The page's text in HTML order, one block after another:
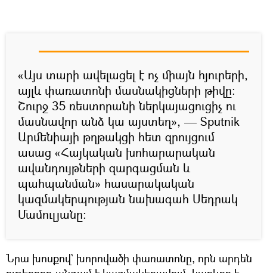
«Այս տարի ավելացել է ոչ միայն հյուրերի,
այլև փառատոնի մասնակիցների թիվը:
Շուրջ 35 ռեստորանի ներկայացուցիչ ու
մասնավոր անձ կա այստեղ», — Sputnik
Արմենիայի թղթակցի հետ զրույցում
ասաց «Հայկական խոհարարական
ավանդույթների զարգացման և
պահպանման» հասարակական
կազմակերպության նախագահ Սեդրակ
Մամուլյանը:
Նրա խոսքով` խորովածի փառատոնը, որն արդեն